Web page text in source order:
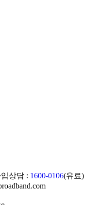
상담 : 1600-0106(유료)